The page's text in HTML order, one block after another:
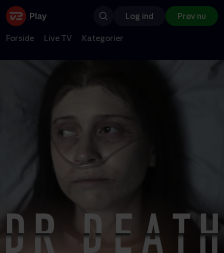
Log ind Prøv nu
Forside Live TV Kategorier